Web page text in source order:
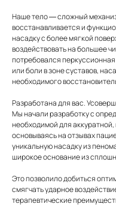
Наше тело — сложный
восстанавливается и
насадку с более мягкой
воздействовать на большее
потребовался
или боли в зоне суставов,
необходимого
Разработана для вас.
Мы начали разработку с
необходимой для
основываясь на отзывах
уникальную насадку из
широкое основание из
Это позволило добиться
смягчать ударное
терапевтические